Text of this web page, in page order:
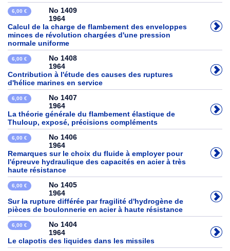
6,00 €
No 1409
1964
Calcul de la charge de flambement des enveloppes
minces de révolution chargées d'une pression
normale uniforme
6,00 €
No 1408
1964
Contribution à l'étude des causes des ruptures
d'hélice marines en service
6,00 €
No 1407
1964
La théorie générale du flambement élastique de
Thuloup, exposé, précisions compléments
6,00 €
No 1406
1964
Remarques sur le choix du fluide à employer pour
l'épreuve hydraulique des capacités en acier à très
haute résistance
6,00 €
No 1405
1964
Sur la rupture différée par fragilité d'hydrogène de
pièces de boulonnerie en acier à haute résistance
6,00 €
No 1404
1964
Le clapotis des liquides dans les missiles